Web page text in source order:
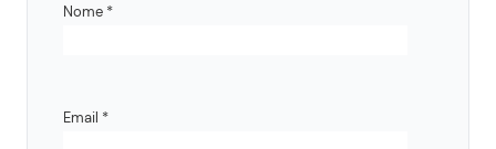
Nome *
Email *